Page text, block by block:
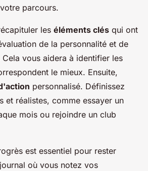
parcours.
les éléments clés qui ont
de la personnalité et de
vous aidera à identifier les
le mieux. Ensuite,
personnalisé. Définissez
et réalistes, comme essayer un
mois ou rejoindre un club
est essentiel pour rester
où vous notez vos